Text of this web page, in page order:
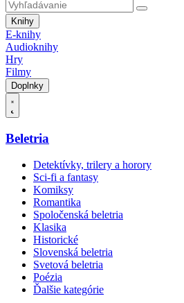
Knihy
E-knihy
Audioknihy
Hry
Filmy
Doplnky
Beletria
Detektívky, trilery a horory
Sci-fi a fantasy
Komiksy
Romantika
Spoločenská beletria
Klasika
Historické
Slovenská beletria
Svetová beletria
Poézia
Ďalšie kategórie